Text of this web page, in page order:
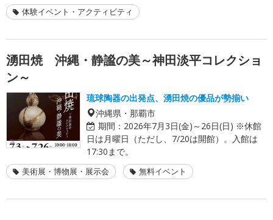
体験イベント・アクティビティ
湧田焼 沖縄・静謐の美～神田淡平コレクショ
ン～
琉球陶器の出発点、湧田焼の優品が勢揃い
沖縄県・那覇市
期間： 2026年7月3日(金)～26日(日) ※休館
日は月曜日（ただし、7/20は開館）。入館は
17:30まで。
美術展・博物展・展示会 無料イベント